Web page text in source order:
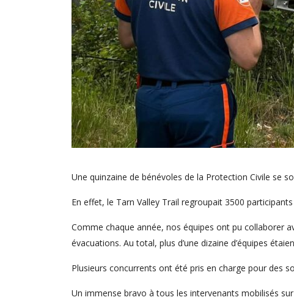
Une quinzaine de bénévoles de la Protection Civile se
En effet, le Tarn Valley Trail regroupait 3500
Comme chaque année, nos équipes ont pu collaborer
évacuations. Au total, plus d’une dizaine d’équipes
Plusieurs concurrents ont été pris en charge pour des
Un immense bravo à tous les intervenants mobilisés